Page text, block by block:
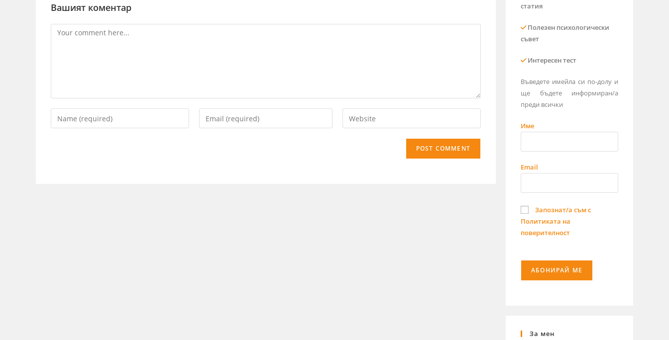
Вашият коментар
статия
Полезен психологически
съвет
Интересен тест
Въведете имейла си по-долу и
ще бъдете информиран/а
преди всички
Име
Email
Запознат/а съм с
Политиката на
поверителност
За мен